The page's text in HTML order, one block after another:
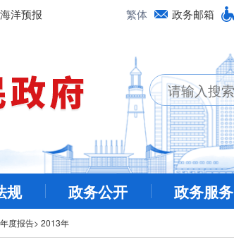
海洋预报 繁体 政务邮箱
规 政务公开 政务服务
年度报告> 2013年